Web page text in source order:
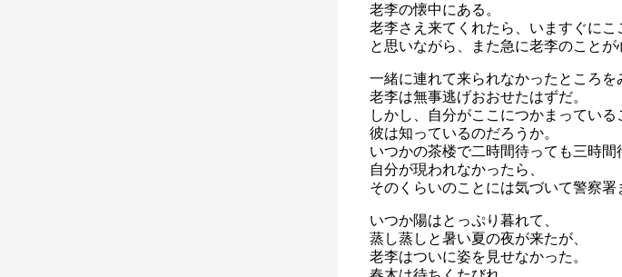
老李の懐中にある。
老李さえ来てくれたら、いますぐにこ
と思いながら、また急に老李のことが
一緒に連れて来られなかったところを
老李は無事逃げおおせたはずだ。
しかし、自分がここにつかまっている
彼は知っているのだろうか。
いつかの茶楼で二時間待っても三時間
自分が現われなかったら、
そのくらいのことには気づいて警察署
いつか陽はとっぷり暮れて、
蒸し蒸しと暑い夏の夜が来たが、
老李はついに姿を見せなかった。